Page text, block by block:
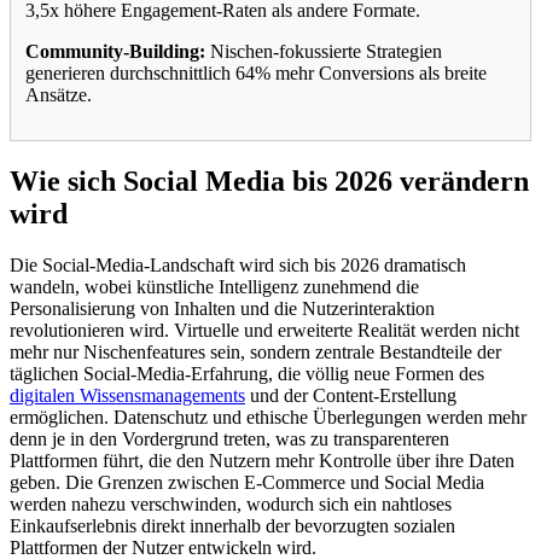
3,5x höhere Engagement-Raten als andere Formate.
Community-Building: Nischen-fokussierte Strategien
generieren durchschnittlich 64% mehr Conversions als breite
Ansätze.
Wie sich Social Media bis 2026 verändern
wird
Die Social-Media-Landschaft wird sich bis 2026 dramatisch
wandeln, wobei künstliche Intelligenz zunehmend die
Personalisierung von Inhalten und die Nutzerinteraktion
revolutionieren wird. Virtuelle und erweiterte Realität werden nicht
mehr nur Nischenfeatures sein, sondern zentrale Bestandteile der
täglichen Social-Media-Erfahrung, die völlig neue Formen des
digitalen Wissensmanagements und der Content-Erstellung
ermöglichen. Datenschutz und ethische Überlegungen werden mehr
denn je in den Vordergrund treten, was zu transparenteren
Plattformen führt, die den Nutzern mehr Kontrolle über ihre Daten
geben. Die Grenzen zwischen E-Commerce und Social Media
werden nahezu verschwinden, wodurch sich ein nahtloses
Einkaufserlebnis direkt innerhalb der bevorzugten sozialen
Plattformen der Nutzer entwickeln wird.